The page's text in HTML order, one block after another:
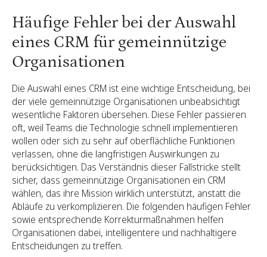
Häufige Fehler bei der Auswahl
eines CRM für gemeinnützige
Organisationen
Die Auswahl eines CRM ist eine wichtige Entscheidung, bei
der viele gemeinnützige Organisationen unbeabsichtigt
wesentliche Faktoren übersehen. Diese Fehler passieren
oft, weil Teams die Technologie schnell implementieren
wollen oder sich zu sehr auf oberflächliche Funktionen
verlassen, ohne die langfristigen Auswirkungen zu
berücksichtigen. Das Verständnis dieser Fallstricke stellt
sicher, dass gemeinnützige Organisationen ein CRM
wählen, das ihre Mission wirklich unterstützt, anstatt die
Abläufe zu verkomplizieren. Die folgenden häufigen Fehler
sowie entsprechende Korrekturmaßnahmen helfen
Organisationen dabei, intelligentere und nachhaltigere
Entscheidungen zu treffen.